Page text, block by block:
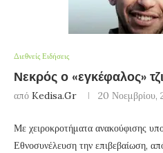
Διεθνείς Ειδήσεις
Νεκρός ο «εγκέφαλος»
από Kedisa.gr 20 Νοεμβρίου,
Με χειροκροτήματα ανακούφισης
Εθνοσυνέλευση την επιβεβαίωση,